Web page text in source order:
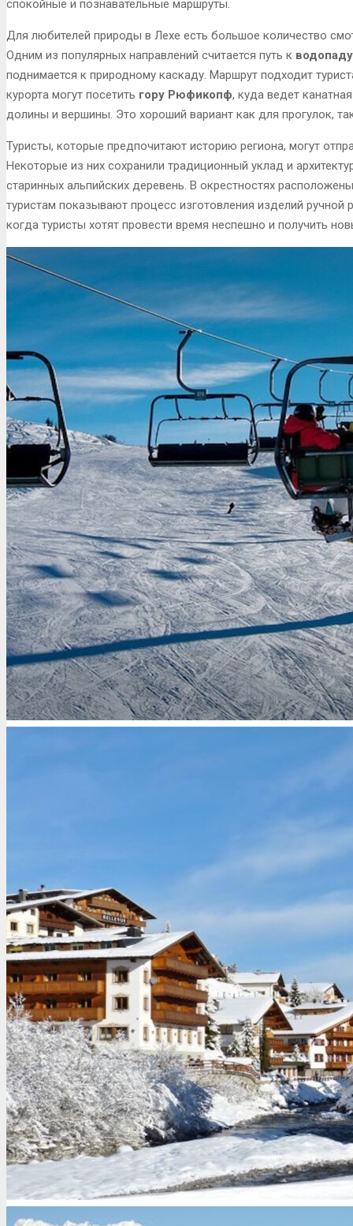
спокойные и познавательные маршруты.
Для любителей природы в Лехе есть большое количество
Одним из популярных направлений считается путь к
поднимается к природному каскаду. Маршрут подходит
курорта могут посетить гору Рюфикопф, куда ведет
долины и вершины. Это хороший вариант как для прогулок,
Туристы, которые предпочитают историю региона, могут
Некоторые из них сохранили традиционный уклад и
старинных альпийских деревень. В окрестностях
туристам показывают процесс изготовления изделий
когда туристы хотят провести время неспешно и получить